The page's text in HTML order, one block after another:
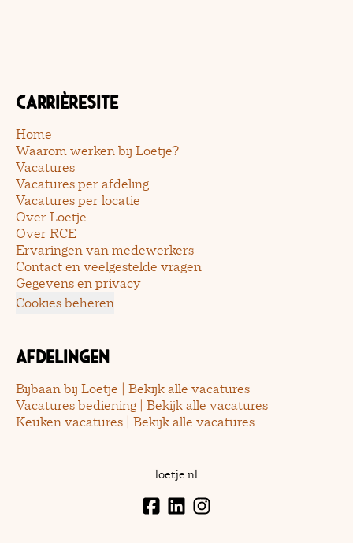
Carrièresite
Home
Waarom werken bij Loetje?
Vacatures
Vacatures per afdeling
Vacatures per locatie
Over Loetje
Over RCE
Ervaringen van medewerkers
Contact en veelgestelde vragen
Gegevens en privacy
Cookies beheren
Afdelingen
Bijbaan bij Loetje | Bekijk alle vacatures
Vacatures bediening | Bekijk alle vacatures
Keuken vacatures | Bekijk alle vacatures
loetje.nl